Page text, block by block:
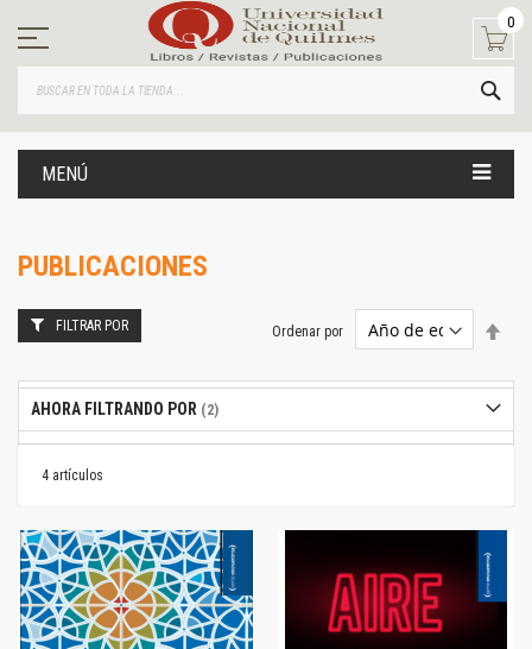
contenido
0
MENÚ
PUBLICACIONES
4 artículos
Ordenar por
FILTRAR POR
AHORA FILTRANDO POR